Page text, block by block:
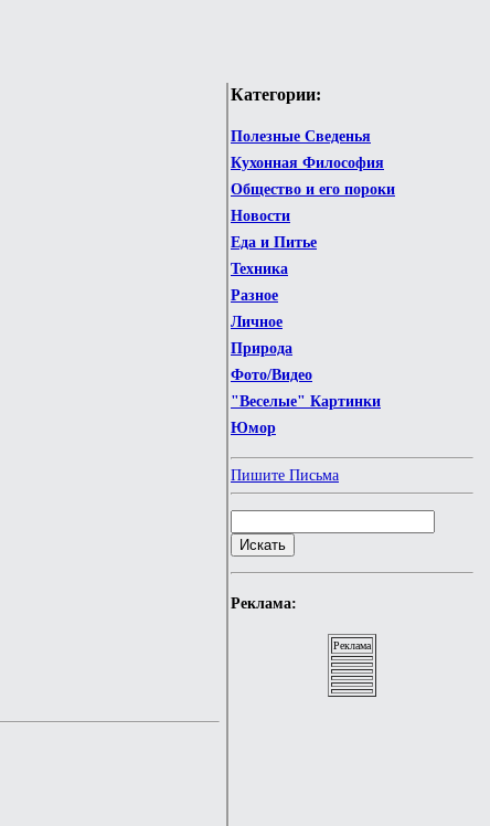
Категории:
Полезные Сведенья
Кухонная Философия
Общество и его пороки
Новости
Еда и Питье
Техника
Разное
Личное
Природа
Фото/Видео
"Веселые" Картинки
Юмор
Пишите Письма
Реклама:
Реклама